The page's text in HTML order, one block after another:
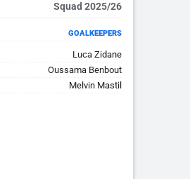
2025/26 Squad
GOALKEEPERS
Luca Zidane
Oussama Benbout
Melvin Mastil